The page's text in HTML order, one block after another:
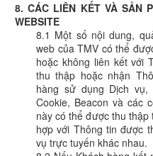
8. CÁC LIÊN KẾT VÀ SẢN
WEBSITE
8.1 Một số nội dung,
web của TMV có thể
hoặc không liên kết với
thu thập hoặc nhận
hàng sử dụng Dịch
Cookie, Beacon và các
này có thể được thu
hợp với Thông tin được
vụ trực tuyến khác nhau.